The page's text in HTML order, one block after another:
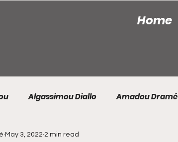
Home
Algassimou Diallo Amadou Dramé
Sarr Fatima Mindeliouck
May 3, 2022 2 min read